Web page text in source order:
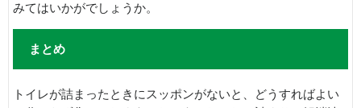
みてはいかがでしょうか。
まとめ
トイレが詰まったときにスッポンがないと、どうすればよい